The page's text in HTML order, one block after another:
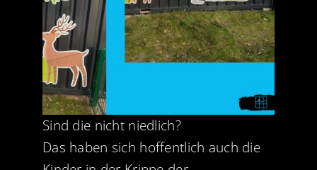
Sind die nicht niedlich?
Das haben sich hoffentlich auch die